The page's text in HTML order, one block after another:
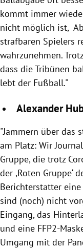
kommt immer
nicht möglich ist,
strafbaren Spielers
wahrzunehmen.
dass die Tribünen
lebt der Fußball."
Alexander
"Jammern über das
am Platz: Wir
Gruppe, die trotz
der ,Roten Gruppe‘
Berichterstatter eine
sind (noch) nicht
Eingang, das
und eine FFP2-
Umgang mit der